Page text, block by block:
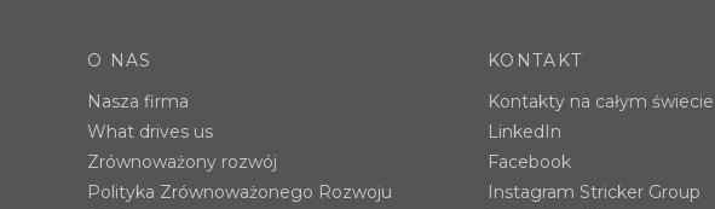
O NAS
Nasza firma
What drives us
Zrównoważony rozwój
Polityka Zrównoważonego Rozwoju
KONTAKT
Kontakty na całym świecie
LinkedIn
Facebook
Instagram Stricker Group